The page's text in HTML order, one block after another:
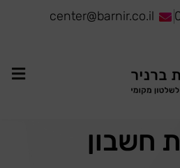
center@barnir.co.il
חשבון